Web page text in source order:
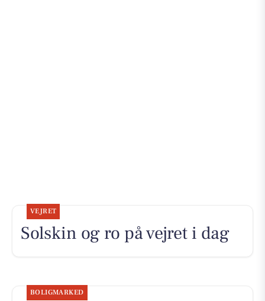
VEJRET
Solskin og ro på vejret i dag
BOLIGMARKED